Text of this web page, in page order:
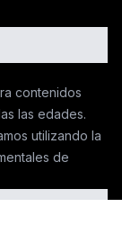
contenidos
las edades.
utilizando la
de